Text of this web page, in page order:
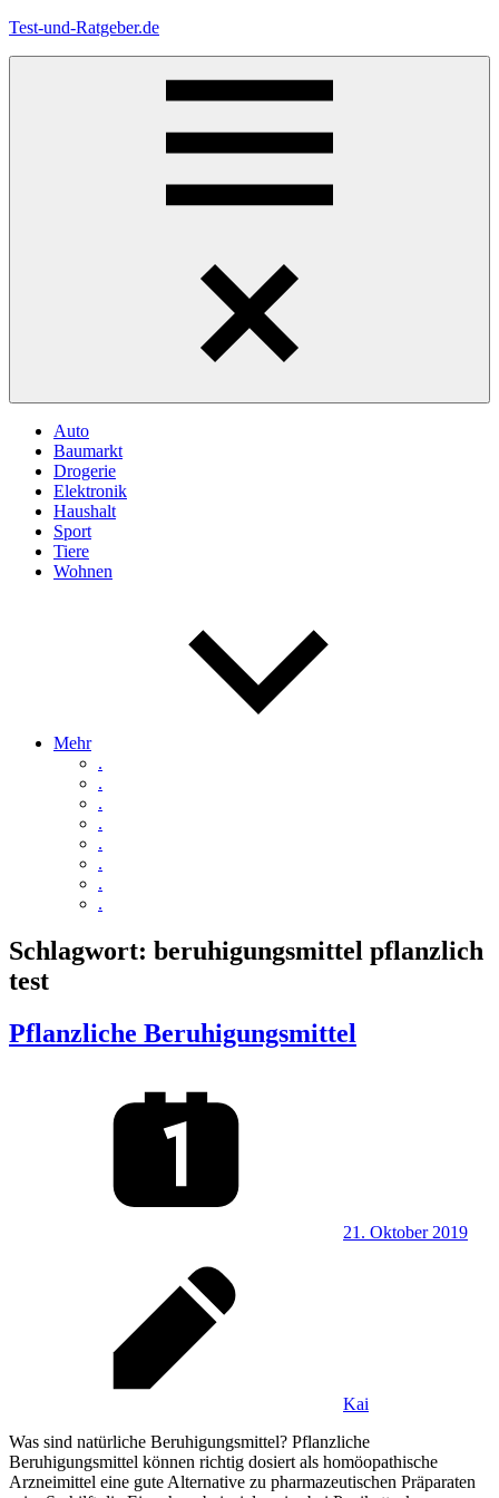
Zum
Test-und-Ratgeber.de
Auto
Baumarkt
Drogerie
Elektronik
Haushalt
Sport
Tiere
Wohnen
Mehr
.
.
.
.
.
.
.
.
Schlagwort: beruhigungsmittel pflanzlich
test
Pflanzliche Beruhigungsmittel
21. Oktober 2019
Kai
Was sind natürliche Beruhigungsmittel? Pflanzliche
Beruhigungsmittel können richtig dosiert als homöopathische
Arzneimittel eine gute Alternative zu pharmazeutischen Präparaten